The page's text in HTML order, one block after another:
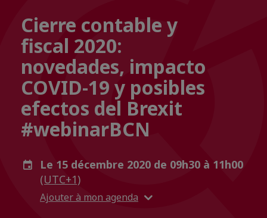
Cierre contable y
fiscal 2020:
novedades, impacto
COVID-19 y posibles
efectos del Brexit
#webinarBCN
Le 15 décembre 2020 de 09h30 à 11h00
(UTC+1)
Ajouter à mon agenda